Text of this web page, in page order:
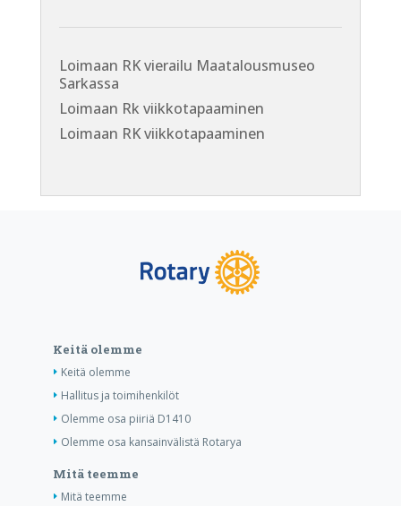
Loimaan RK vierailu Maatalousmuseo
Sarkassa
Loimaan Rk viikkotapaaminen
Loimaan RK viikkotapaaminen
Keitä olemme
Keitä olemme
Hallitus ja toimihenkilöt
Olemme osa piiriä D1410
Olemme osa kansainvälistä Rotarya
Mitä teemme
Mitä teemme